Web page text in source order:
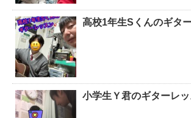
高校1年生Sくんのギタ
小学生Ｙ君のギターレ